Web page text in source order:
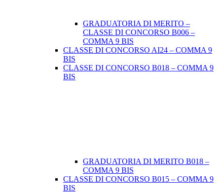
GRADUATORIA DI MERITO –
CLASSE DI CONCORSO B006 –
COMMA 9 BIS
CLASSE DI CONCORSO AI24 – COMMA 9
BIS
CLASSE DI CONCORSO B018 – COMMA 9
BIS
GRADUATORIA DI MERITO B018 –
COMMA 9 BIS
CLASSE DI CONCORSO B015 – COMMA 9
BIS